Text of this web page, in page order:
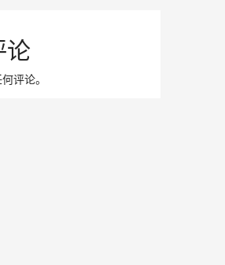
论
评论。